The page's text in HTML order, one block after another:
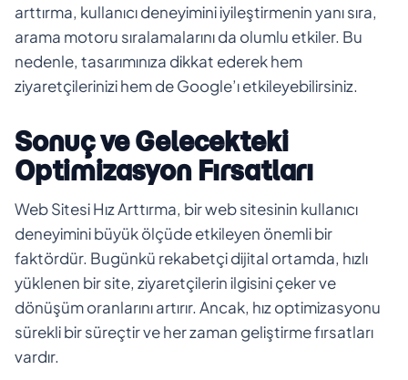
arttırma, kullanıcı deneyimini iyileştirmenin yanı sıra,
arama motoru sıralamalarını da olumlu etkiler. Bu
nedenle, tasarımınıza dikkat ederek hem
ziyaretçilerinizi hem de Google’ı etkileyebilirsiniz.
Sonuç ve Gelecekteki
Optimizasyon Fırsatları
Web Sitesi Hız Arttırma, bir web sitesinin kullanıcı
deneyimini büyük ölçüde etkileyen önemli bir
faktördür. Bugünkü rekabetçi dijital ortamda, hızlı
yüklenen bir site, ziyaretçilerin ilgisini çeker ve
dönüşüm oranlarını artırır. Ancak, hız optimizasyonu
sürekli bir süreçtir ve her zaman geliştirme fırsatları
vardır.